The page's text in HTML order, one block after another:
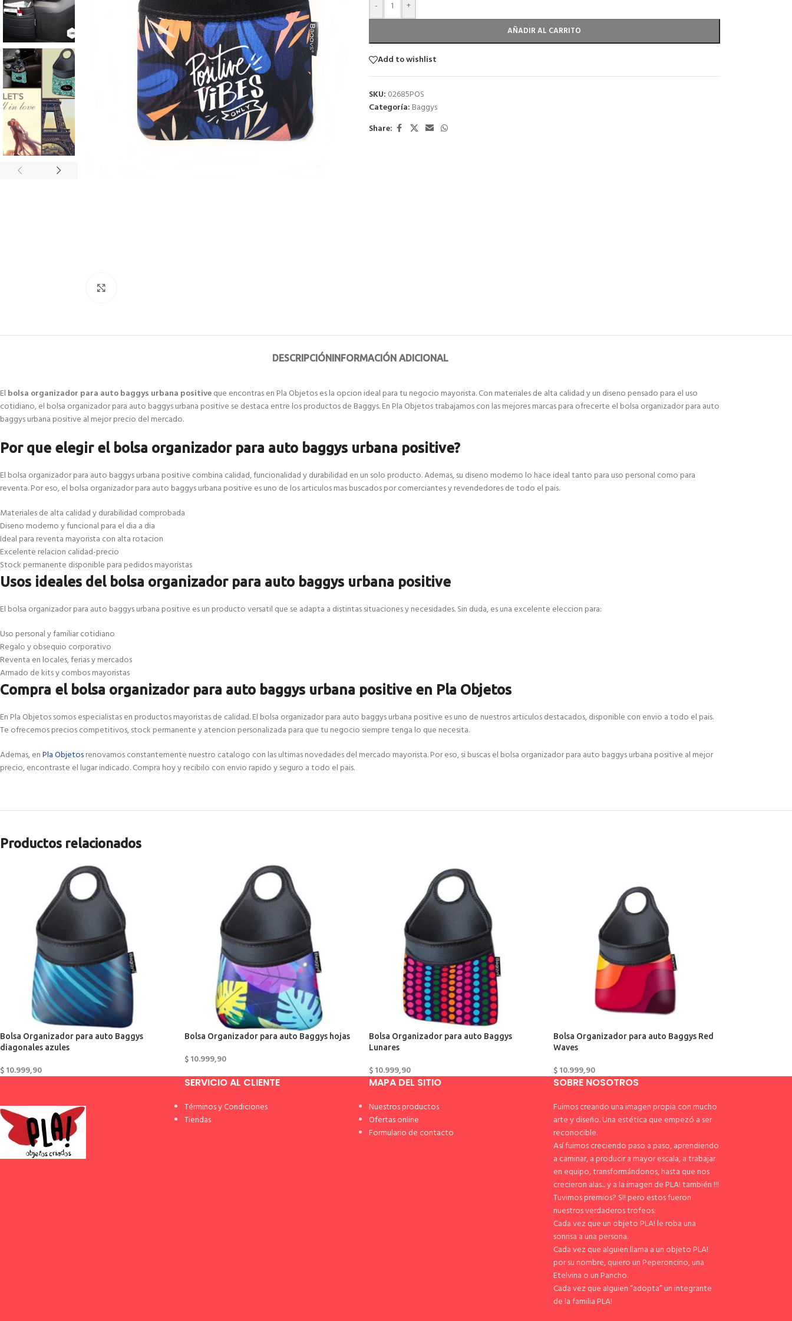
- +
AÑADIR AL CARRITO
Add to wishlist
SKU: 02685POS
Categoría: Baggys
Share:
DESCRIPCIÓNINFORMACIÓN ADICIONAL
El bolsa organizador para auto baggys urbana positiveque encontras en Pla Objetos es la opcion ideal para tu negocio mayorista. Con materiales de alta calidad y un diseno pensado para el uso
cotidiano, el bolsa organizador para auto baggys urbana positive se destaca entre los productos de Baggys. En Pla Objetos trabajamos con las mejores marcas para ofrecerte el bolsa organizador para auto
baggys urbana positive al mejor precio del mercado.
Por que elegir el bolsa organizador para auto baggys urbana positive?
El bolsa organizador para auto baggys urbana positive combina calidad, funcionalidad y durabilidad en un solo producto. Ademas, su diseno moderno lo hace ideal tanto para uso personal como para
reventa. Por eso, el bolsa organizador para auto baggys urbana positive es uno de los articulos mas buscados por comerciantes y revendedores de todo el pais.
Materiales de alta calidad y durabilidad comprobada
Diseno moderno y funcional para el dia a dia
Ideal para reventa mayorista con alta rotacion
Excelente relacion calidad-precio
Stock permanente disponible para pedidos mayoristas
Usos ideales del bolsa organizador para auto baggys urbana positive
El bolsa organizador para auto baggys urbana positive es un producto versatil que se adapta a distintas situaciones y necesidades. Sin duda, es una excelente eleccion para:
Uso personal y familiar cotidiano
Regalo y obsequio corporativo
Reventa en locales, ferias y mercados
Armado de kits y combos mayoristas
Compra el bolsa organizador para auto baggys urbana positive en Pla Objetos
En Pla Objetos somos especialistas en productos mayoristas de calidad. El bolsa organizador para auto baggys urbana positive es uno de nuestros articulos destacados, disponible con envio a todo el pais.
Te ofrecemos precios competitivos, stock permanente y atencion personalizada para que tu negocio siempre tenga lo que necesita.
Ademas, enPla Objetosrenovamos constantemente nuestro catalogo con las ultimas novedades del mercado mayorista. Por eso, si buscas el bolsa organizador para auto baggys urbana positive al mejor
precio, encontraste el lugar indicado. Compra hoy y recibilo con envio rapido y seguro a todo el pais.
Productos relacionados
Bolsa Organizador para auto Baggys
diagonales azules
$10.999,90
Bolsa Organizador para auto Baggys hojas
$10.999,90
Bolsa Organizador para auto Baggys
Lunares
$10.999,90
Bolsa Organizador para auto Baggys Red
Waves
$10.999,90
SERVICIO AL CLIENTE
Términos y Condiciones
Tiendas
MAPA DEL SITIO
Nuestros productos
Ofertas online
Formulario de contacto
SOBRE NOSOTROS
Fuimos creando una imagen propia con mucho
arte y diseño. Una estética que empezó a ser
reconocible.
Así fuimos creciendo paso a paso, aprendiendo
a caminar, a producir a mayor escala, a trabajar
en equipo, transformándonos, hasta que nos
crecieron alas... y a la imagen de PLA! también !!!
Tuvimos premios? SI! pero estos fueron
nuestros verdaderos trofeos:
Cada vez que un objeto PLA! le roba una
sonrisa a una persona.
Cada vez que alguien llama a un objeto PLA!
por su nombre, quiero un Peperoncino, una
Etelvina o un Pancho.
Cada vez que alguien “adopta” un integrante
de la familia PLA!